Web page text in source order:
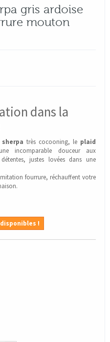
gris ardoise
mouton
dans la
sherpa très cocooning, le plaid
incomparable douceur aux
justes lovées dans une
fourrure, réchauffent votre
!